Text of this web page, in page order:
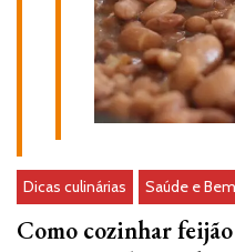
Dicas culinárias Saúde e
Como cozinhar